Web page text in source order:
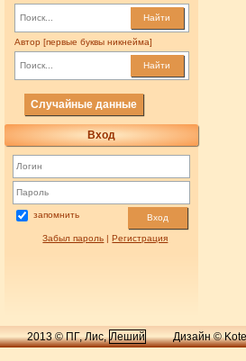
Найти
Автор [первые буквы никнейма]
Найти
Случайные данные
Вход
запомнить Вход
Забыл пароль |Регистрация
2013 © ПГ, Лис,Леший Дизайн ©